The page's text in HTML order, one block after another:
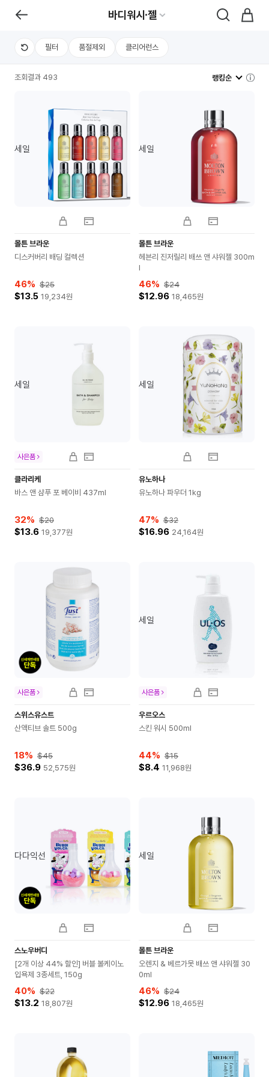
바디워시∙젤
필터 품절제외 클리어런스
조회결과 493 랭킹순
세일
몰튼 브라운
디스커버리 배딩 컬렉션
46% $25
$13.5 19,234원
세일
몰튼 브라운
헤븐리 진저릴리 배쓰 앤 샤워젤 300m
l
46% $24
$12.96 18,465원
세일
클라리케
바스 앤 샴푸 포 베이비 437ml
32% $20
$13.6 19,377원
사은품
세일
유노하나
유노하나 파우더 1kg
47% $32
$16.96 24,164원
스위스유스트
산액티브 솔트 500g
18% $45
$36.9 52,575원
사은품
세일
우르오스
스킨 워시 500ml
44% $15
$8.4 11,968원
사은품
다다익선
스노우버디
[2개 이상 44% 할인] 버블 볼케이노
입욕제 3종세트, 150g
40% $22
$13.2 18,807원
세일
몰튼 브라운
오렌지 & 베르가못 배쓰 앤 샤워젤 30
0ml
46% $24
$12.96 18,465원